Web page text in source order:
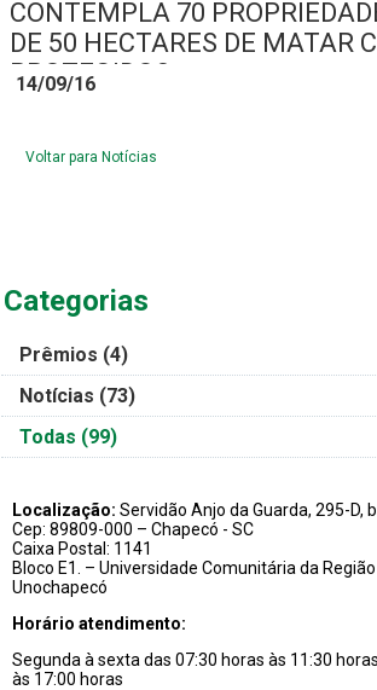
CONTEMPLA 70
DE 50 HECTARES DE MATAR
PROTEGIDOS
14/09/16
Voltar para Notícias
Categorias
Prêmios (4)
Notícias (73)
Todas (99)
Localização: Servidão Anjo da Guarda, 295-D,
Cep: 89809-000 – Chapecó - SC
Caixa Postal: 1141
Bloco E1. – Universidade Comunitária da
Unochapecó
Horário atendimento:
Segunda à sexta das 07:30 horas às 11:30
às 17:00 horas